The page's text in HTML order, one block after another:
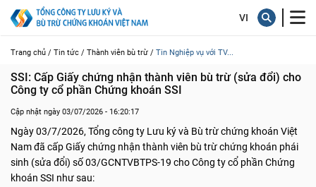
Trang chủ / Tin tức / Thành viên bù trừ / Tin Nghiệp vụ với TV...
SSI: Cấp Giấy chứng nhận thành viên bù trừ (sửa đổi) cho
Công ty cổ phần Chứng khoán SSI
Cập nhật ngày 03/07/2026 - 16:20:17
Ngày 03/7/2026, Tổng công ty Lưu ký và Bù trừ chứng khoán Việt
Nam đã cấp Giấy chứng nhận thành viên bù trừ chứng khoán phái
sinh (sửa đổi) số 03/GCNTVBTPS-19 cho Công ty cổ phần Chứng
khoán SSI như sau: